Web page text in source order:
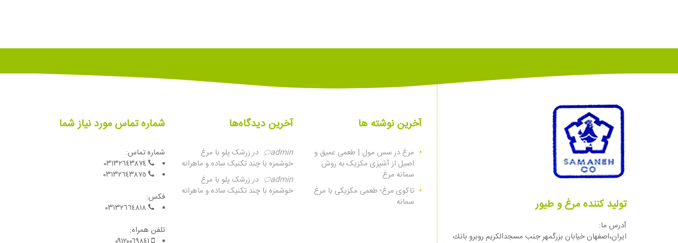
تولید کننده مرغ و طیور
آدرس ما:
ایران،اصفهان خيابان بزرگمهر جنب مسجدالكريم روبرو بانك
آخرین نوشته ها
مرغ در سس مول | طعمی عمیق و
اصیل از آشپزی مکزیک به روش
سمانه مرغ
تاکوی مرغ؛ طعمی مکزیکی با مرغ
سمانه
آخرین دیدگاه‌ها
admin در زرشک پلو با مرغ
خوشمزه با چند تکنیک ساده و ماهرانه
admin
در زرشک پلو با مرغ
خوشمزه با چند تکنیک ساده و ماهرانه
شماره تماس مورد نیاز شما
شماره تماس:
فكس:
تلفن همراه: